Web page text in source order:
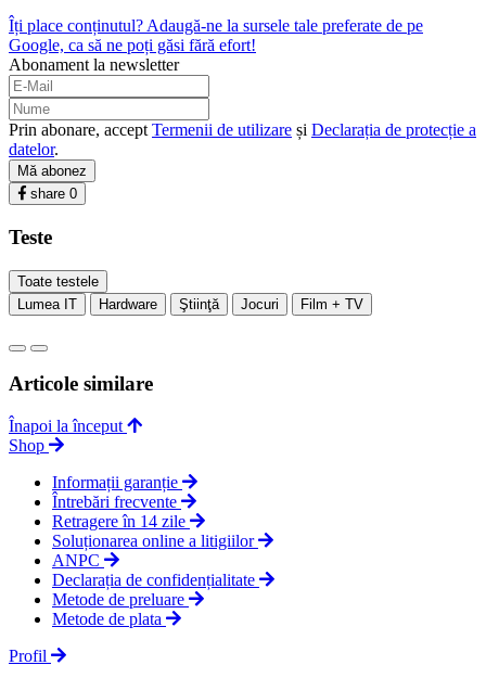
Îți place conținutul? Adaugă-ne la sursele tale preferate de pe
Google, ca să ne poți găsi fără efort!
Abonament la newsletter
Prin abonare, accept Termenii de utilizare și Declarația de protecție a
datelor.
Mă abonez
share 0
Teste
Toate testele
Lumea IT
Hardware Ştiinţă Jocuri Film + TV
Articole similare
Înapoi la început
Shop
Informații garanție
Întrebări frecvente
Retragere în 14 zile
Soluționarea online a litigiilor
ANPC
Declarația de confidențialitate
Metode de preluare
Metode de plata
Profil